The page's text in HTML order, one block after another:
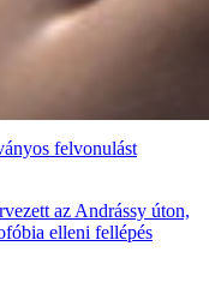
felvonulást
az Andrássy úton,
elleni fellépés